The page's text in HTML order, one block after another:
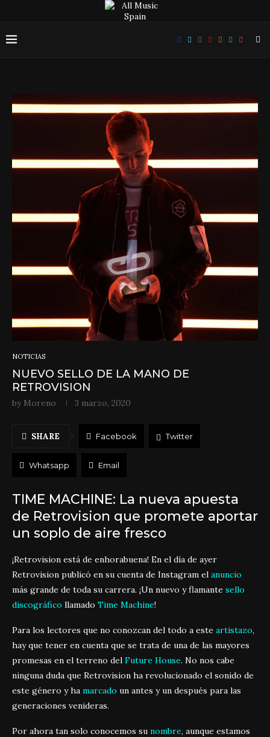
NOTICIAS
NUEVO SELLO DE LA MANO DE
RETROVISION
by Moreno 3 marzo, 2020
SHARE Facebook Twitter
Whatsapp Email
TIME MACHINE: La nueva apuesta
de Retrovision que promete aportar
un soplo de aire fresco
¡Retrovision está de enhorabuena! En el día de ayer
Retrovision publicó en su cuenta de Instagram el anuncio
más grande de toda su carrera. ¡Un nuevo y flamante sello
discográfico llamado Time Machine!
Para los lectores que no conozcan del todo a este artistazo,
hay que tener en cuenta que se trata de una de las mayores
promesas en el terreno del Future House. No nos cabe
ninguna duda que Retrovision ha revolucionado el sonido de
este género y ha marcado un antes y un después para las
generaciones venideras.
Por ahora tan solo conocemos su nombre, aunque estamos